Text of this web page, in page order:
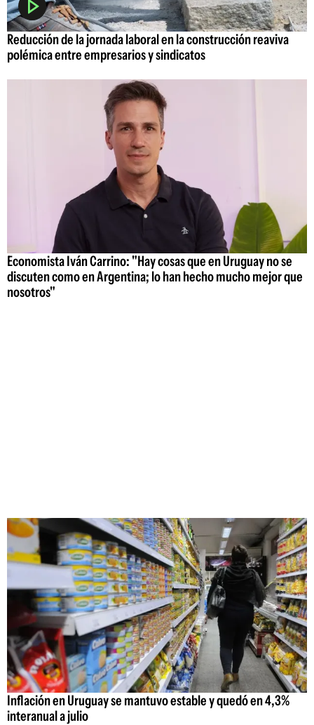
Reducción de la jornada laboral en la construcción reaviva
polémica entre empresarios y sindicatos
Economista Iván Carrino: "Hay cosas que en Uruguay no se
discuten como en Argentina; lo han hecho mucho mejor que
nosotros"
Inflación en Uruguay se mantuvo estable y quedó en 4,3%
interanual a julio